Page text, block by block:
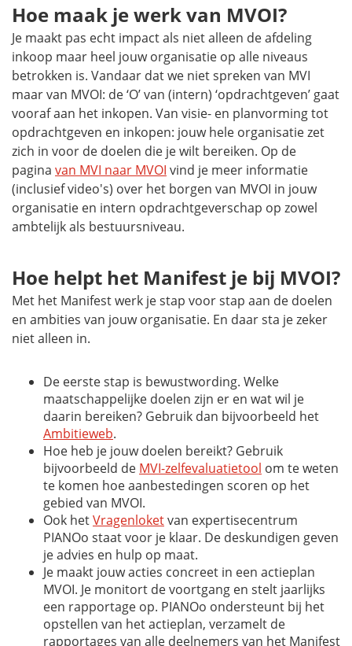
Hoe maak je werk van MVOI?
Je maakt pas echt impact als niet alleen de afdeling
inkoop maar heel jouw organisatie op alle niveaus
betrokken is. Vandaar dat we niet spreken van MVI
maar van MVOI: de ‘O’ van (intern) ‘opdrachtgeven’ gaat
vooraf aan het inkopen. Van visie- en planvorming tot
opdrachtgeven en inkopen: jouw hele organisatie zet
zich in voor de doelen die je wilt bereiken. Op de
pagina van MVI naar MVOI vind je meer informatie
(inclusief video's) over het borgen van MVOI in jouw
organisatie en intern opdrachtgeverschap op zowel
ambtelijk als bestuursniveau.
Hoe helpt het Manifest je bij MVOI?
Met het Manifest werk je stap voor stap aan de doelen
en ambities van jouw organisatie. En daar sta je zeker
niet alleen in.
De eerste stap is bewustwording. Welke
maatschappelijke doelen zijn er en wat wil je
daarin bereiken? Gebruik dan bijvoorbeeld het
Ambitieweb.
Hoe heb je jouw doelen bereikt? Gebruik
bijvoorbeeld de MVI-zelfevaluatietool om te weten
te komen hoe aanbestedingen scoren op het
gebied van MVOI.
Ook hetVragenloketvan expertisecentrum
PIANOo staat voor je klaar. De deskundigen geven
je advies en hulp op maat.
Je maakt jouw acties concreet in een actieplan
MVOI. Je monitort de voortgang en stelt jaarlijks
een rapportage op. PIANOo ondersteunt bij het
opstellen van het actieplan, verzamelt de
rapportages van alle deelnemers van het Manifest